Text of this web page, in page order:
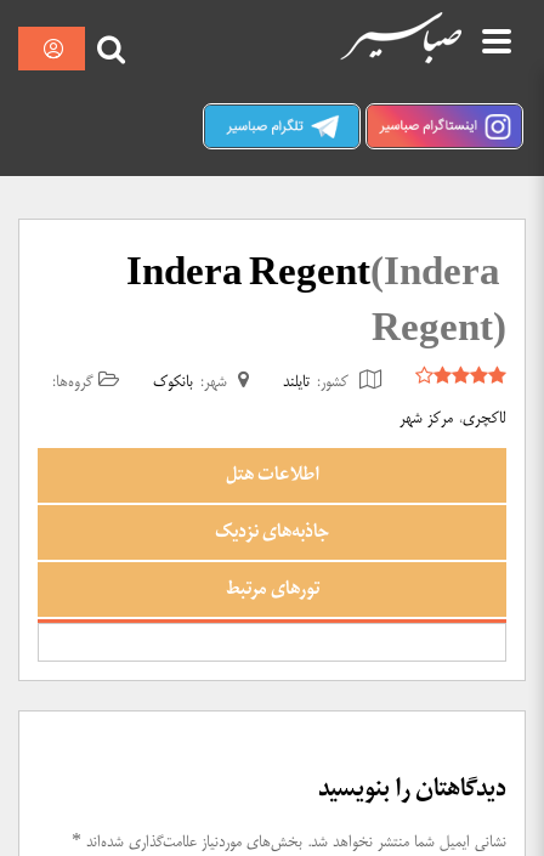
صبا سیر کرمان
Indera Regent(Indera
Regent)
کشور: تایلند شهر: بانکوک
گروه‌ها:
لاکچری، مرکز شهر
اطلاعات هتل
جاذبه‌های نزدیک
تورهای مرتبط
دیدگاهتان را بنویسید
نشانی ایمیل شما منتشر نخواهد شد. بخش‌های موردنیاز علامت‌گذاری شده‌اند *